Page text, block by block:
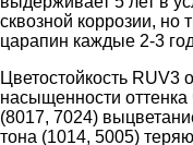
сквозной коррозии, но
царапин каждые 2-3
Цветостойкость RUV3
насыщенности
(8017, 7024)
тона (1014, 5005)